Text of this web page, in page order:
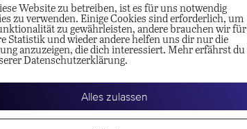
Website zu betreiben, ist es für uns notwendig
zu verwenden. Einige Cookies sind erforderlich, um
zu gewährleisten, andere brauchen wir für
Statistik und wieder andere helfen uns dir nur die
anzuzeigen, die dich interessiert. Mehr erfährst du
Datenschutzerklärung.
Alles zulassen